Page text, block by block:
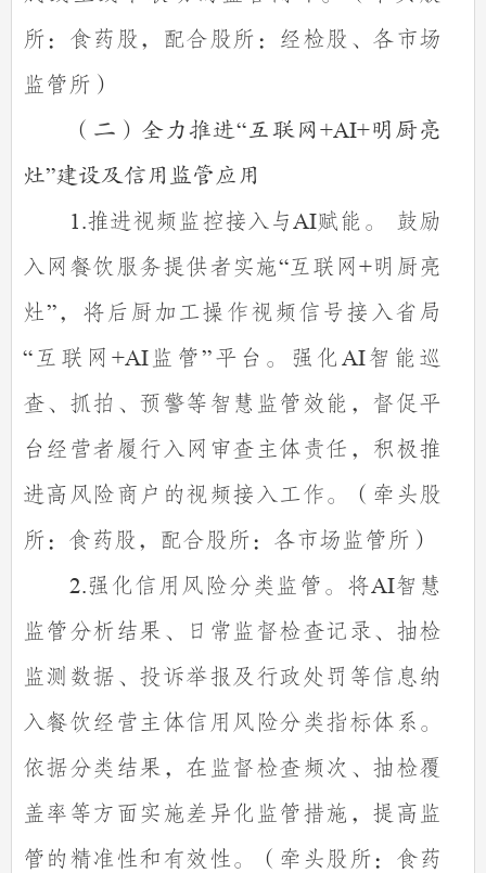
所：食药股，配合股所：经检股、各市场
监管所）
（二）全力推进“互联网+AI+明厨亮
灶”建设及信用监管应用
1.推进视频监控接入与AI赋能。 鼓励
入网餐饮服务提供者实施“互联网+明厨亮
灶”，将后厨加工操作视频信号接入省局
“ 互联网 +AI监管”平台。强化 AI智能巡
查、抓拍、预警等智慧监管效能，督促平
台经营者履行入网审查主体责任，积极推
进高风险商户的视频接入工作。（牵头股
所：食药股，配合股所：各市场监管所）
2.强化信用风险分类监管。将AI智慧
监管分析结果、日常监督检查记录、抽检
监测数据、投诉举报及行政处罚等信息纳
入餐饮经营主体信用风险分类指标体系。
依据分类结果，在监督检查频次、抽检覆
盖率等方面实施差异化监管措施，提高监
管的精准性和有效性。（牵头股所：食药